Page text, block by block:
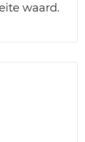
waard.